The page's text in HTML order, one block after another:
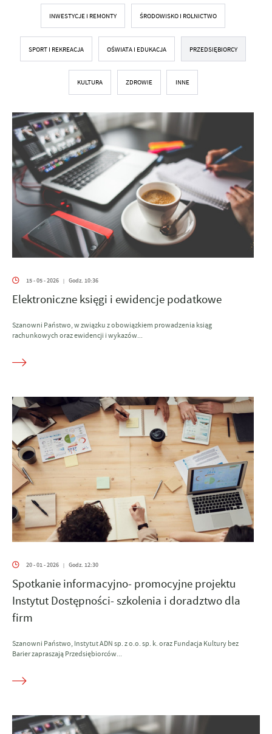
INWESTYCJE I REMONTY ŚRODOWISKO I ROLNICTWO
SPORT I REKREACJA OŚWIATA I EDUKACJA PRZEDSIĘBIORCY
KULTURA ZDROWIE INNE
15 - 05 - 2026 | Godz. 10:36
Elektroniczne księgi i ewidencje podatkowe
Szanowni Państwo, w związku z obowiązkiem prowadzenia ksiąg
rachunkowych oraz ewidencji i wykazów...
20 - 01 - 2026 | Godz. 12:30
Spotkanie informacyjno- promocyjne projektu
Instytut Dostępności- szkolenia i doradztwo dla
firm
Szanowni Państwo, Instytut ADN sp. z o.o. sp. k. oraz Fundacja Kultury bez
Barier zapraszają Przedsiębiorców...